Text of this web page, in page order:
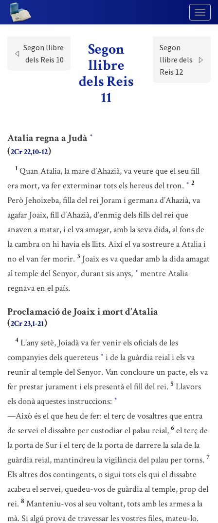
Segon llibre
dels Reis 10
Segon
llibre
dels Reis
11
Segon
llibre dels
Reis 12
Atalia regna a Judà *
(2Cr 22,10-12)
1 Quan Atalia, la mare d’Ahazià, va veure que el seu fill
era mort, va fer exterminar tots els hereus del tron. * 2
Però Jehoixeba, filla del rei Joram i germana d’Ahazià, va
agafar Joaix, fill d’Ahazià, d’enmig dels fills del rei que
anaven a matar, i el va amagar, amb la seva dida, al fons de
la cambra on hi havia els llits. Així el va sostreure a Atalia i
no el van fer morir. 3 Joaix es va quedar amb la dida amagat
al temple del Senyor, durant sis anys, * mentre Atalia
regnava en el país.
Proclamació de Joaix i mort d’Atalia
(2Cr 23,1-21)
4 L’any setè, Joiadà va fer venir els oficials de les
companyies dels quereteus * i de la guàrdia reial i els va
reunir al temple del Senyor. Van concloure un pacte, els va
fer prestar jurament i els presentà el fill del rei. 5 Llavors
els donà aquestes instruccions: *
—Això és el que heu de fer: el terç de vosaltres que entra
de servei el dissabte per custodiar el palau reial, 6 el terç de
la porta de Sur i el terç de la porta de darrere la sala de la
guàrdia reial, mantindreu la vigilància del palau per torns. 7
Els altres dos contingents, o sigui tots els qui el dissabte
acabeu el servei, quedeu-vos de guàrdia al temple, prop del
rei. 8 Manteniu-vos al seu voltant, tots amb les armes a la
mà. Si algú prova de travessar les vostres files, mateu-lo.